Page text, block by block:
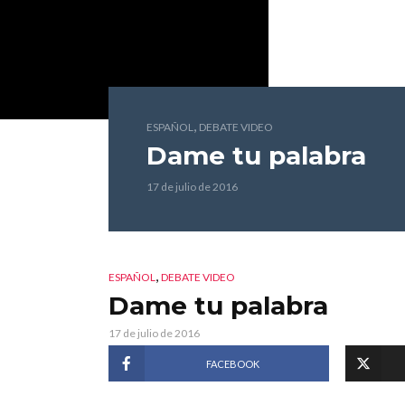
ESPAÑOL, DEBATE VIDEO
Dame tu palabra
17 de julio de 2016
ESPAÑOL, DEBATE VIDEO
Dame tu palabra
17 de julio de 2016
FACEBOOK